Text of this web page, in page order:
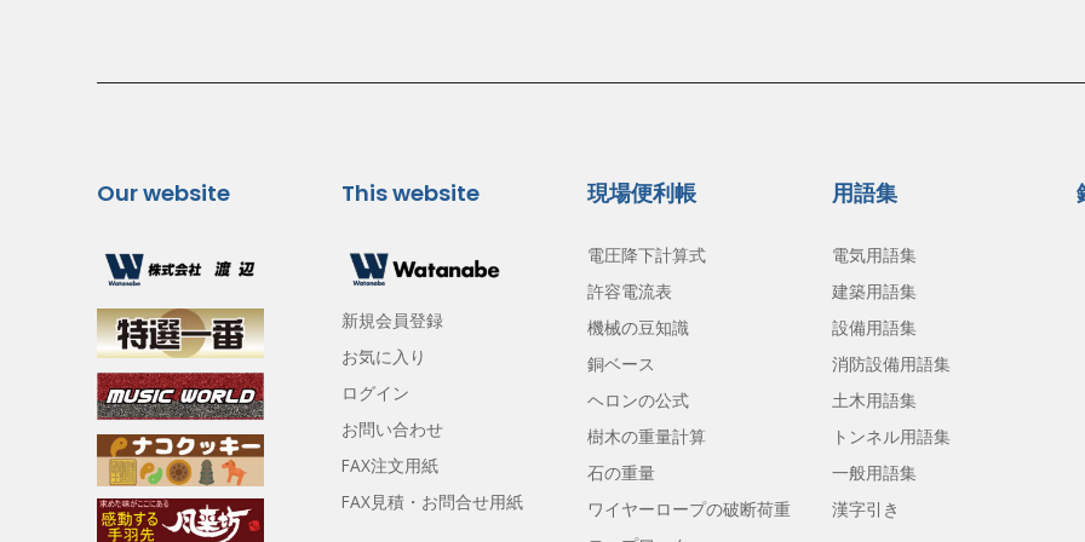
Our website This website
新規会員登録
お気に入り
ログイン
お問い合わせ
FAX注文用紙
FAX見積・お問合せ用紙
現場便利帳
電圧降下計算式
許容電流表
機械の豆知識
銅ベース
ヘロンの公式
樹木の重量計算
石の重量
ワイヤーロープの破断荷重
用語集
電気用語集
建築用語集
設備用語集
消防設備用語集
土木用語集
トンネル用語集
一般用語集
漢字引き